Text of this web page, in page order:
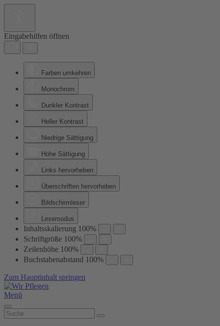
Eingabehilfen öffnen
Farben umkehren
Monochrom
Dunkler Kontrast
Heller Kontrast
Niedrige Sättigung
Hohe Sättigung
Links hervorheben
Überschriften hervorheben
Bildschirmleser
Lesemodus
Inhaltsskalierung 100%
Schriftgröße 100%
Zeilenhöhe 100%
Buchstabenabstand 100%
Zum Hauptinhalt springen
Menü